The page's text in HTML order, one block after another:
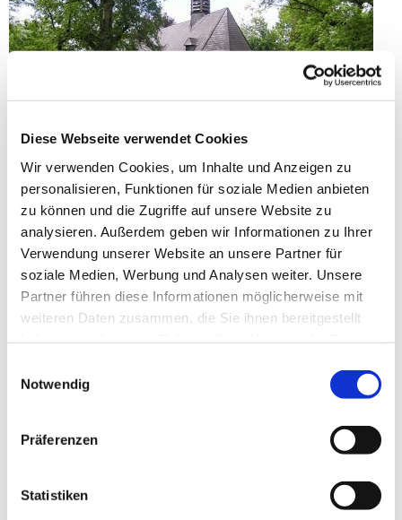
Diese Webseite verwendet Cookies
Wir verwenden Cookies, um Inhalte und Anzeigen zu
personalisieren, Funktionen für soziale Medien anbieten
zu können und die Zugriffe auf unsere Website zu
analysieren. Außerdem geben wir Informationen zu Ihrer
Verwendung unserer Website an unsere Partner für
soziale Medien, Werbung und Analysen weiter. Unsere
Partner führen diese Informationen möglicherweise mit
weiteren Daten zusammen, die Sie ihnen bereitgestellt
Notwendig
Präferenzen
Statistiken
Samstag, 18. Dezember 2027,
17:00 Uhr
Kapelle St. Jost, Bei St. Jost 4-6,
35039 Marburg